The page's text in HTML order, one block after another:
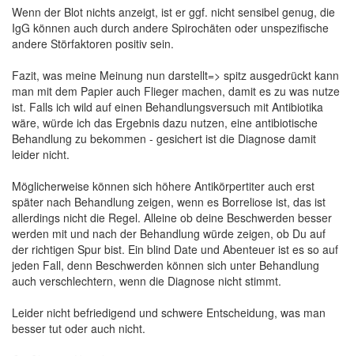
Wenn der Blot nichts anzeigt, ist er ggf. nicht sensibel genug, die
IgG können auch durch andere Spirochäten oder unspezifische
andere Störfaktoren positiv sein.
Fazit, was meine Meinung nun darstellt=> spitz ausgedrückt kann
man mit dem Papier auch Flieger machen, damit es zu was nutze
ist. Falls ich wild auf einen Behandlungsversuch mit Antibiotika
wäre, würde ich das Ergebnis dazu nutzen, eine antibiotische
Behandlung zu bekommen - gesichert ist die Diagnose damit
leider nicht.
Möglicherweise können sich höhere Antikörpertiter auch erst
später nach Behandlung zeigen, wenn es Borreliose ist, das ist
allerdings nicht die Regel. Alleine ob deine Beschwerden besser
werden mit und nach der Behandlung würde zeigen, ob Du auf
der richtigen Spur bist. Ein blind Date und Abenteuer ist es so auf
jeden Fall, denn Beschwerden können sich unter Behandlung
auch verschlechtern, wenn die Diagnose nicht stimmt.
Leider nicht befriedigend und schwere Entscheidung, was man
besser tut oder auch nicht.